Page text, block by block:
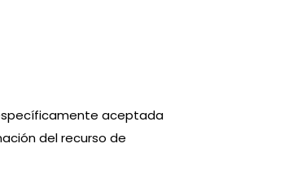
aceptada
del recurso de